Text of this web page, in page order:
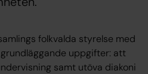
folkvalda styrelse med
uppgifter: att
samt utöva diakoni